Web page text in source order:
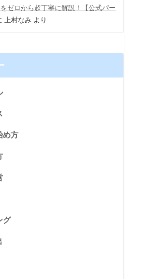
ゼロから超丁寧に解説！【公式パー
上村なみ より
め方
グ